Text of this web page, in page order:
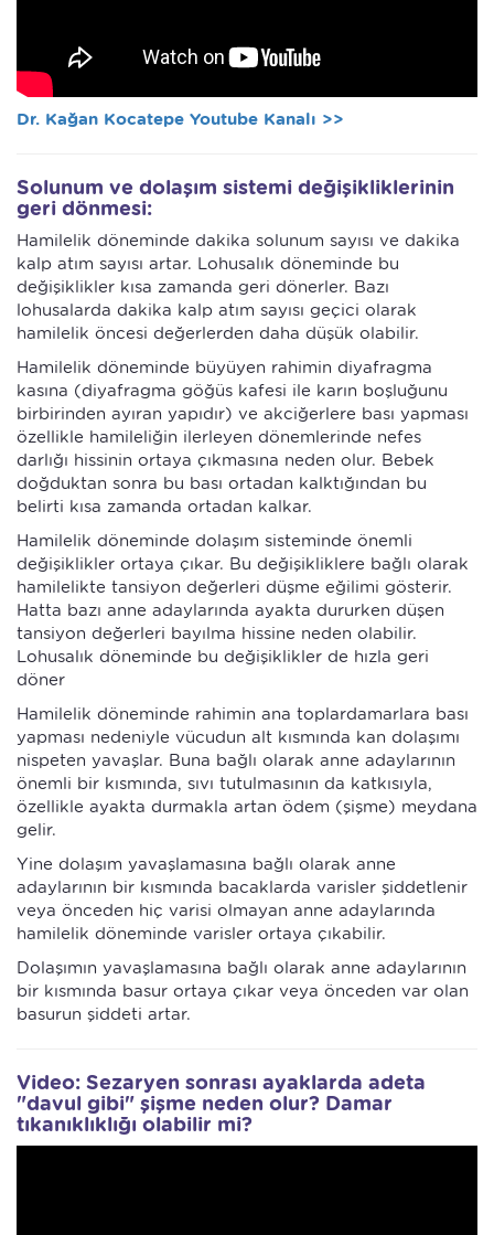
Dr. Kağan Kocatepe Youtube Kanalı >>
Solunum ve dolaşım sistemi değişikliklerinin
geri dönmesi:
Hamilelik döneminde dakika solunum sayısı ve dakika
kalp atım sayısı artar. Lohusalık döneminde bu
değişiklikler kısa zamanda geri dönerler. Bazı
lohusalarda dakika kalp atım sayısı geçici olarak
hamilelik öncesi değerlerden daha düşük olabilir.
Hamilelik döneminde büyüyen rahimin diyafragma
kasına (diyafragma göğüs kafesi ile karın boşluğunu
birbirinden ayıran yapıdır) ve akciğerlere bası yapması
özellikle hamileliğin ilerleyen dönemlerinde nefes
darlığı hissinin ortaya çıkmasına neden olur. Bebek
doğduktan sonra bu bası ortadan kalktığından bu
belirti kısa zamanda ortadan kalkar.
Hamilelik döneminde dolaşım sisteminde önemli
değişiklikler ortaya çıkar. Bu değişikliklere bağlı olarak
hamilelikte tansiyon değerleri düşme eğilimi gösterir.
Hatta bazı anne adaylarında ayakta dururken düşen
tansiyon değerleri bayılma hissine neden olabilir.
Lohusalık döneminde bu değişiklikler de hızla geri
döner
Hamilelik döneminde rahimin ana toplardamarlara bası
yapması nedeniyle vücudun alt kısmında kan dolaşımı
nispeten yavaşlar. Buna bağlı olarak anne adaylarının
önemli bir kısmında, sıvı tutulmasının da katkısıyla,
özellikle ayakta durmakla artan ödem (şişme) meydana
gelir.
Yine dolaşım yavaşlamasına bağlı olarak anne
adaylarının bir kısmında bacaklarda varisler şiddetlenir
veya önceden hiç varisi olmayan anne adaylarında
hamilelik döneminde varisler ortaya çıkabilir.
Dolaşımın yavaşlamasına bağlı olarak anne adaylarının
bir kısmında basur ortaya çıkar veya önceden var olan
basurun şiddeti artar.
Video: Sezaryen sonrası ayaklarda adeta
"davul gibi" şişme neden olur? Damar
tıkanıklıklığı olabilir mi?